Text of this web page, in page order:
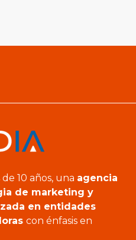
10 años, una agencia
de marketing y
en entidades
con énfasis en